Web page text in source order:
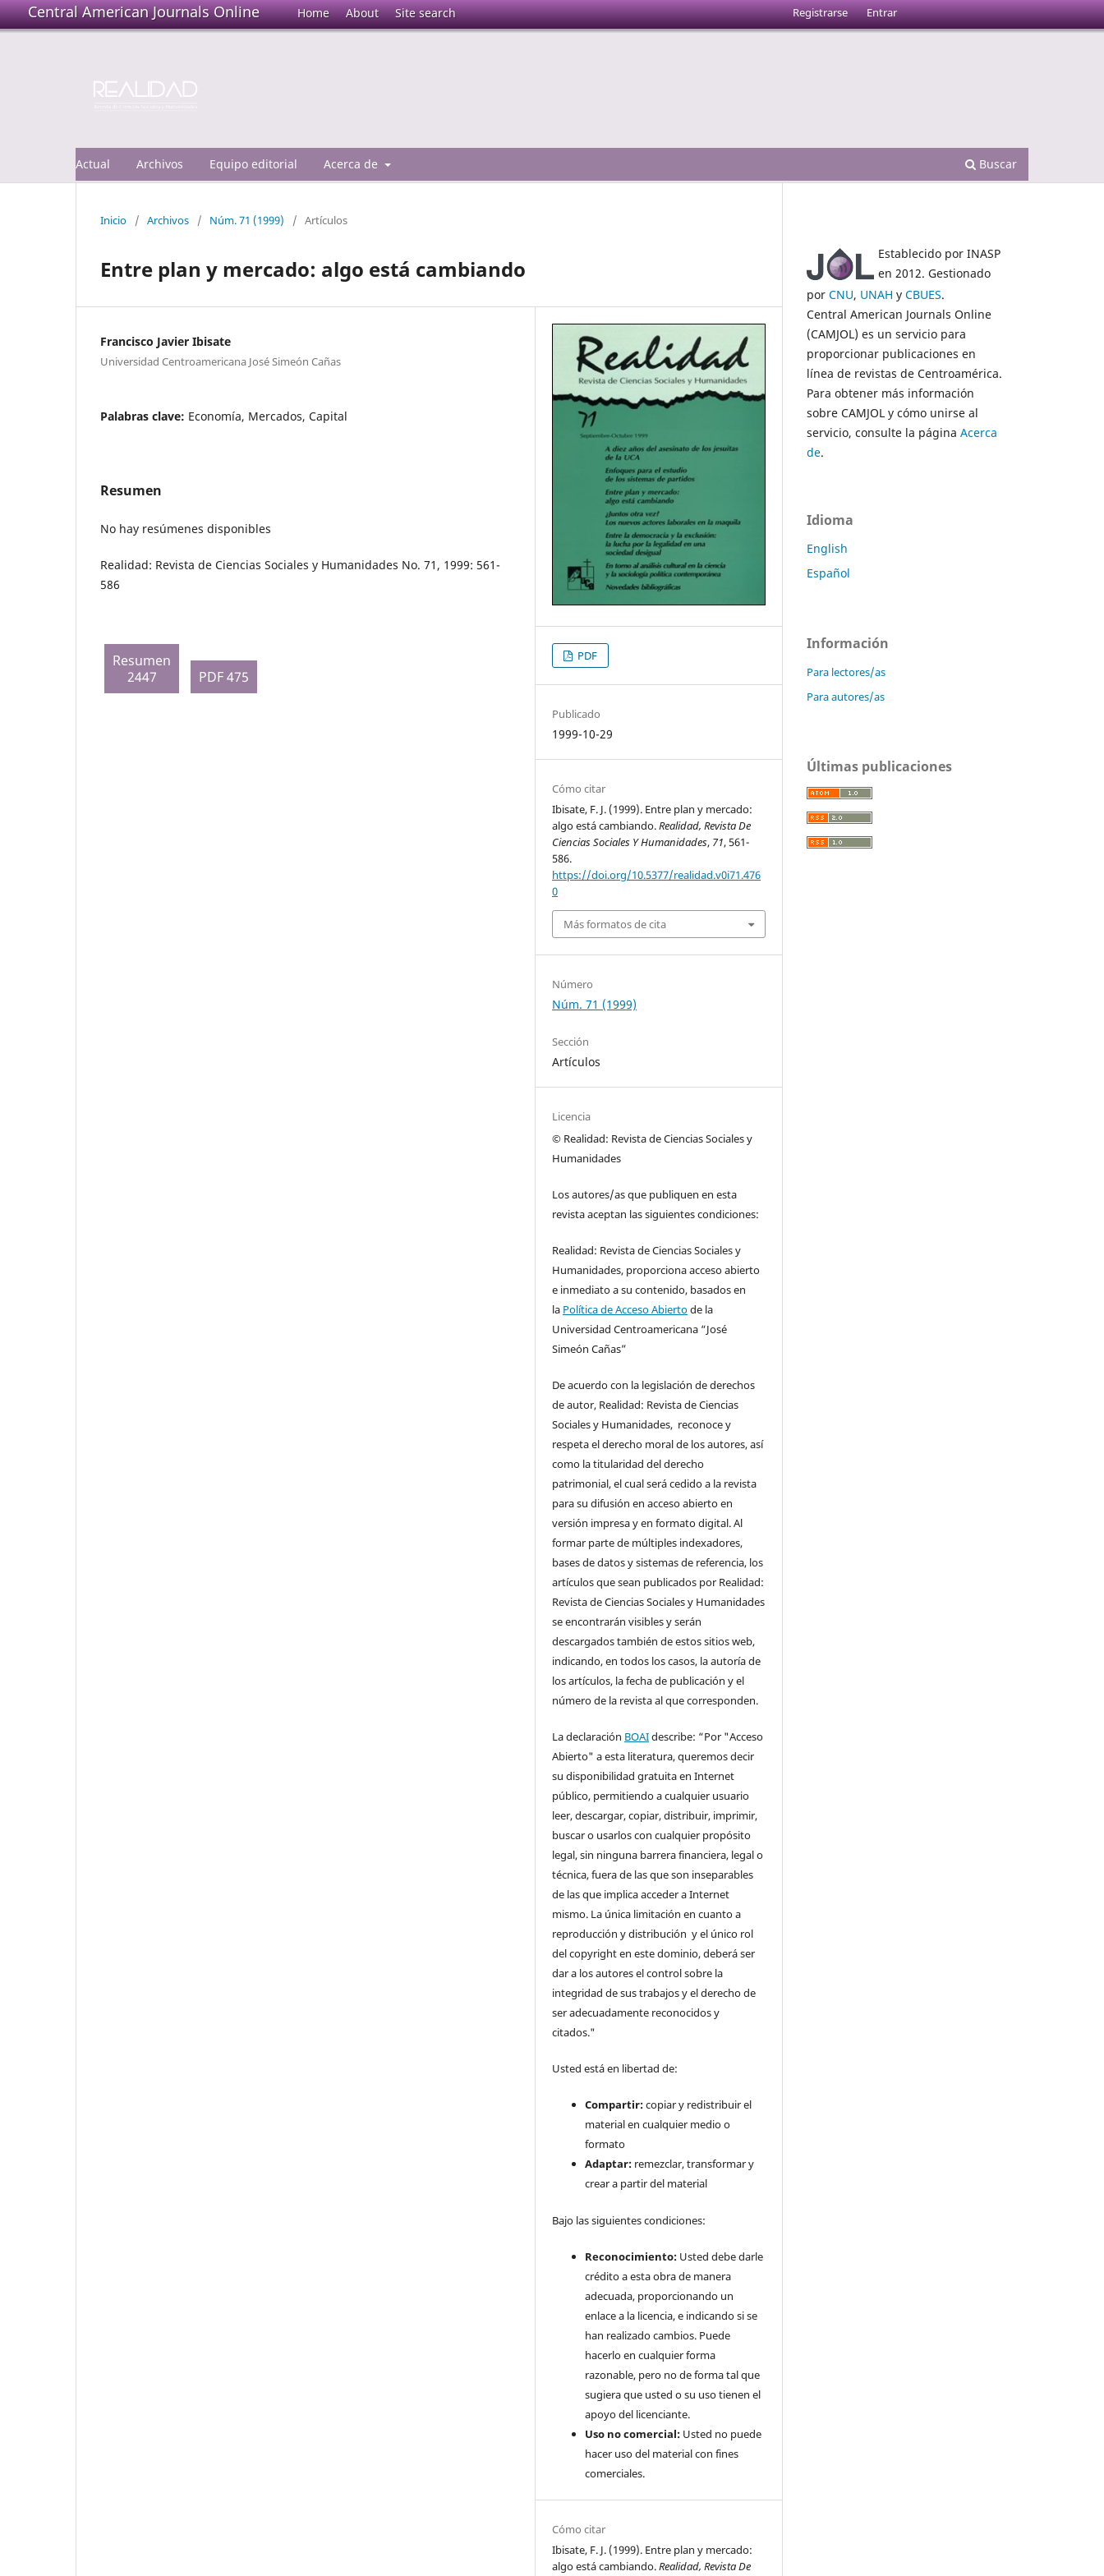
Central American Journals Online Home About Site search
Actual Archivos Equipo editorial Acerca de Buscar
Registrarse Entrar
Inicio / Archivos / Núm. 71 (1999) / Artículos
Entre plan y mercado: algo está cambiando
Francisco Javier Ibisate
Universidad Centroamericana José Simeón Cañas
Palabras clave: Economía, Mercados, Capital
Resumen
No hay resúmenes disponibles
Realidad: Revista de Ciencias Sociales y Humanidades No. 71, 1999: 561-
586
Resumen
2447
PDF 475
PDF
Publicado
1999-10-29
Cómo citar
Ibisate, F. J. (1999). Entre plan y mercado:
algo está cambiando.Realidad, Revista De
Ciencias Sociales Y Humanidades, 71, 561-
586.
https://doi.org/10.5377/realidad.v0i71.476
0
Más formatos de cita
Número
Núm. 71 (1999)
Sección
Artículos
Licencia
© Realidad: Revista de Ciencias Sociales y
Humanidades
Los autores/as que publiquen en esta
revista aceptan las siguientes condiciones:
Realidad: Revista de Ciencias Sociales y
Humanidades, proporciona acceso abierto
e inmediato a su contenido, basados en
la Política de Acceso Abiertode la
Universidad Centroamericana “José
Simeón Cañas”
De acuerdo con la legislación de derechos
de autor, Realidad: Revista de Ciencias
Sociales y Humanidades, reconoce y
respeta el derecho moral de los autores, así
como la titularidad del derecho
patrimonial, el cual será cedido a la revista
para su difusión en acceso abierto en
versión impresa y en formato digital. Al
formar parte de múltiples indexadores,
bases de datos y sistemas de referencia, los
artículos que sean publicados por Realidad:
Revista de Ciencias Sociales y Humanidades
se encontrarán visibles y serán
descargados también de estos sitios web,
indicando, en todos los casos, la autoría de
los artículos, la fecha de publicación y el
número de la revista al que corresponden.
La declaración BOAIdescribe: “Por "Acceso
Abierto" a esta literatura, queremos decir
su disponibilidad gratuita en Internet
público, permitiendo a cualquier usuario
leer, descargar, copiar, distribuir, imprimir,
buscar o usarlos con cualquier propósito
legal, sin ninguna barrera financiera, legal o
técnica, fuera de las que son inseparables
de las que implica acceder a Internet
mismo. La única limitación en cuanto a
reproducción y distribución y el único rol
del copyright en este dominio, deberá ser
dar a los autores el control sobre la
integridad de sus trabajos y el derecho de
ser adecuadamente reconocidos y
citados."
Usted está en libertad de:
Compartir:copiar y redistribuir el
material en cualquier medio o
formato
Adaptar: remezclar, transformar y
crear a partir del material
Bajo las siguientes condiciones:
Reconocimiento: Usted debe darle
crédito a esta obra de manera
adecuada, proporcionando un
enlace a la licencia, e indicando si se
han realizado cambios. Puede
hacerlo en cualquier forma
razonable, pero no de forma tal que
sugiera que usted o su uso tienen el
apoyo del licenciante.
Uso no comercial: Usted no puede
hacer uso del material con fines
comerciales.
Cómo citar
Ibisate, F. J. (1999). Entre plan y mercado:
algo está cambiando.Realidad, Revista De
Establecido por INASP
en 2012. Gestionado
por CNU, UNAH y CBUES.
Central American Journals Online
(CAMJOL) es un servicio para
proporcionar publicaciones en
línea de revistas de Centroamérica.
Para obtener más información
sobre CAMJOL y cómo unirse al
servicio, consulte la página Acerca
de.
Idioma
English
Español
Información
Para lectores/as
Para autores/as
Últimas publicaciones